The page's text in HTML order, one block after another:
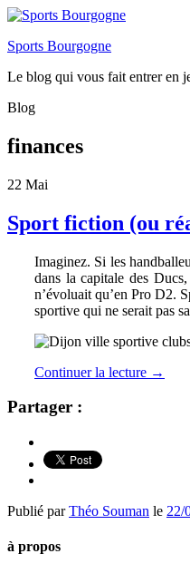
Sports Bourgogne
Le blog qui vous fait entrer en
Blog
finances
22 Mai
Sport fiction (ou
Imaginez. Si les
dans la capitale des
n’évoluait qu’en Pro D2.
sportive qui ne serait pas
Continuer la lecture →
Partager :
Publié parThéo Souman le 22/
à propos